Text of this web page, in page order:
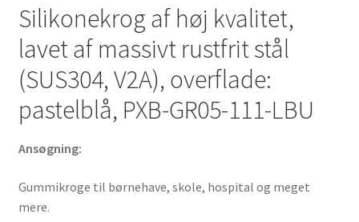
skole,
hospital
og
meget
mere,
af
Sugatsune
/
(Japan)
antal
Silikonekrog af høj kvalitet,
lavet af massivt rustfrit stål
(SUS304, V2A), overflade:
pastelblå, PXB-GR05-111-LBU
Ansøgning:
Gummikroge til børnehave, skole, hospital og meget
mere.